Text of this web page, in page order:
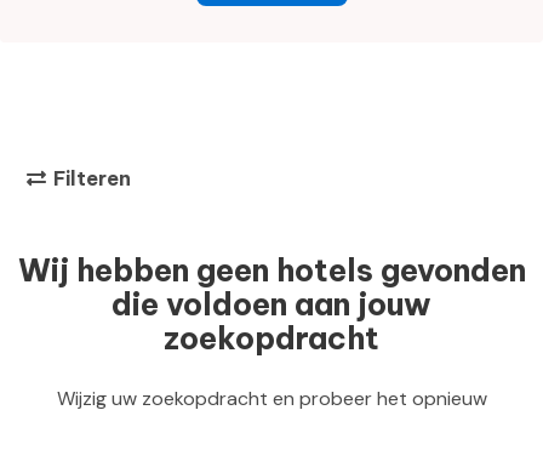
Filteren
Wij hebben geen hotels gevonden
die voldoen aan jouw
zoekopdracht
Wijzig uw zoekopdracht en probeer het opnieuw